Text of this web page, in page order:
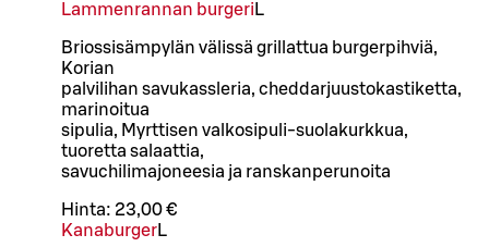
Lammenrannan burgeri L
Briossisämpylän välissä grillattua burgerpihviä,
Korian
palvilihan savukassleria, cheddarjuustokastiketta,
marinoitua
sipulia, Myrttisen valkosipuli-suolakurkkua,
tuoretta salaattia,
savuchilimajoneesia ja ranskanperunoita
Hinta: 23,00 €
KanaburgerL